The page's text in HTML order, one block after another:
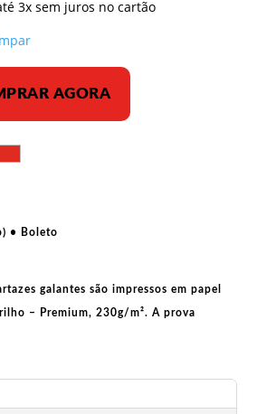
R$ 33,00
3x sem juros no cartão
AGORA
• Boleto
galantes são impressos em papel
– Premium, 230g/m². A prova